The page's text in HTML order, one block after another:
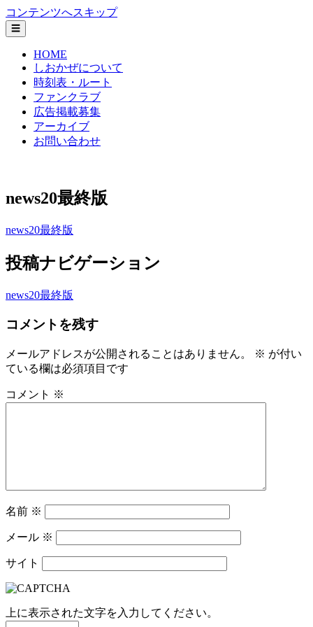
コンテンツへスキップ
☰
HOME
しおかぜについて
時刻表・ルート
ファンクラブ
広告掲載募集
アーカイブ
お問い合わせ
神戸市垂水区 塩屋コミュニティバス しおかぜ
news20最終版
news20最終版
投稿ナビゲーション
news20最終版
コメントを残す
メールアドレスが公開されることはありません。 ※ が付い
ている欄は必須項目です
コメント ※
名前 ※
メール ※
サイト
上に表示された文字を入力してください。